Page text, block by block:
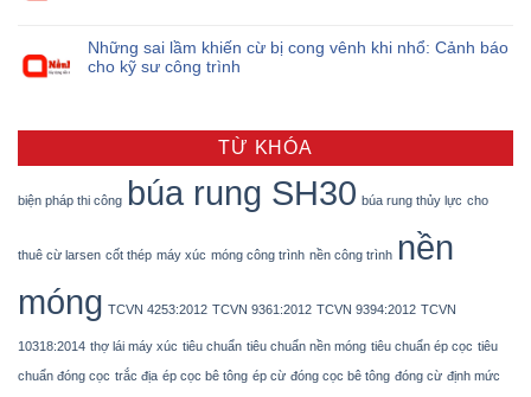
Những sai lầm khiến cừ bị cong vênh khi nhổ: Cảnh báo
cho kỹ sư công trình
TỪ KHÓA
biện pháp thi công búa rung SH30 búa rung thủy lực cho
thuê cừ larsen cốt thép máy xúc móng công trình nền công trình nền
móng TCVN 4253:2012 TCVN 9361:2012 TCVN 9394:2012 TCVN
10318:2014 thợ lái máy xúc tiêu chuẩn tiêu chuẩn nền móng tiêu chuẩn ép cọc tiêu
chuẩn đóng cọc trắc địa ép cọc bê tông ép cừ đóng cọc bê tông đóng cừ định mức